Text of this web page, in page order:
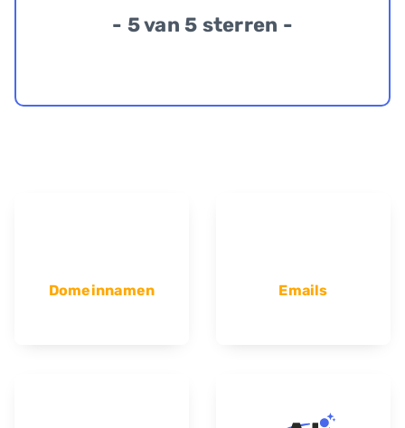
- 5 van 5 sterren -
Domeinnamen Emails